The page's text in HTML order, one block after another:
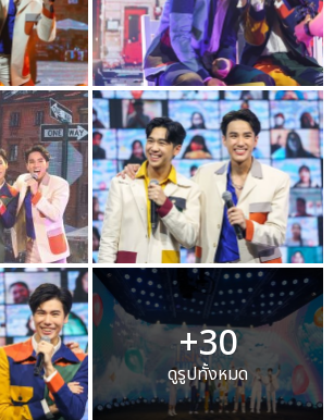
+30
ดูรูปทั้งหมด